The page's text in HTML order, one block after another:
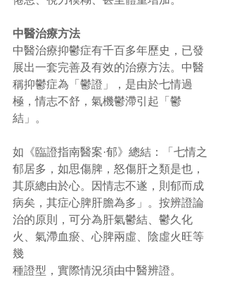
中醫治療方法
中醫治療抑鬱症有千百多年歷史，已發
展出一套完善及有效的治療方法。中醫
稱抑鬱症為「鬱證」，是由於七情過
極，情志不舒，氣機鬱滯引起「鬱
結」。
如《臨證指南醫案·郁》總結：「七情之
郁居多，如思傷脾，怒傷肝之類是也，
其原總由於心。因情志不遂，則郁而成
病矣，其症心脾肝膽為多」。按辨證論
治的原則，可分為肝氣鬱結、鬱久化
火、氣滯血瘀、心脾兩虛、陰虛火旺等
幾
種證型，實際情況須由中醫辨證。